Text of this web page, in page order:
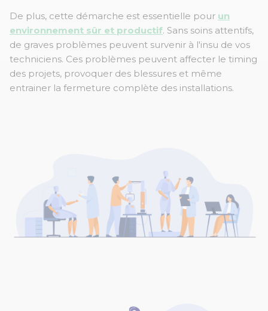
De plus, cette démarche est essentielle pour un
environnement sûr et productif. Sans soins attentifs,
de graves problèmes peuvent survenir à l'insu de vos
techniciens. Ces problèmes peuvent affecter le timing
des projets, provoquer des blessures et même
entrainer la fermeture complète des installations.